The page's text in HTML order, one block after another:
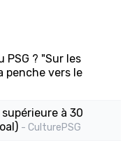
PSG ? "Sur les
penche vers le
à 30
- CulturePSG